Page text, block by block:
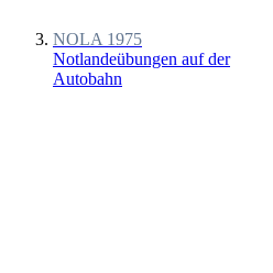
NOLA 1975
Notlandeübungen auf der
Autobahn